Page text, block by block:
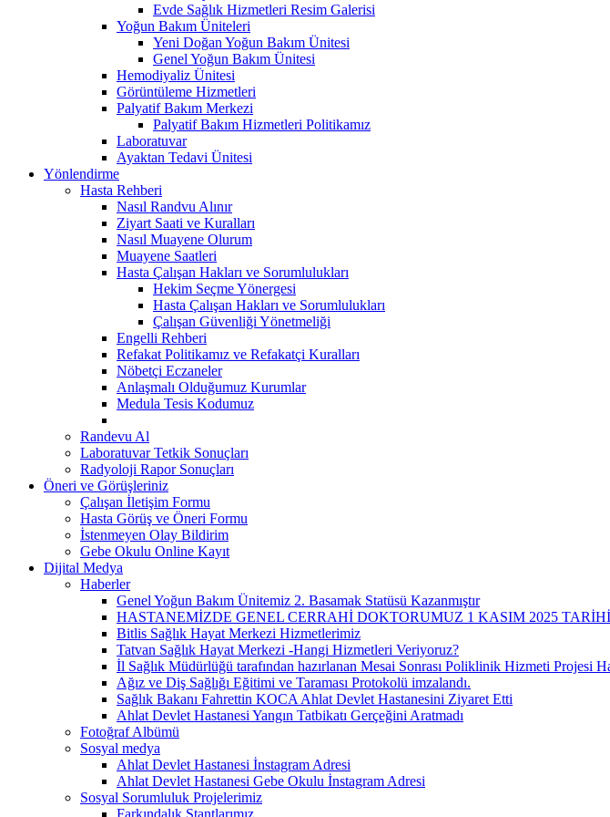
Evde Sağlık Hizmetleri Resim Galerisi
Yoğun Bakım Üniteleri
Yeni Doğan Yoğun Bakım Ünitesi
Genel Yoğun Bakım Ünitesi
Hemodiyaliz Ünitesi
Görüntüleme Hizmetleri
Palyatif Bakım Merkezi
Palyatif Bakım Hizmetleri Politikamız
Laboratuvar
Ayaktan Tedavi Ünitesi
Yönlendirme
Hasta Rehberi
Nasıl Randvu Alınır
Ziyart Saati ve Kuralları
Nasıl Muayene Olurum
Muayene Saatleri
Hasta Çalışan Hakları ve Sorumlulukları
Hekim Seçme Yönergesi
Hasta Çalışan Hakları ve Sorumlulukları
Çalışan Güvenliği Yönetmeliği
Engelli Rehberi
Refakat Politikamız ve Refakatçi Kuralları
Nöbetçi Eczaneler
Anlaşmalı Olduğumuz Kurumlar
Medula Tesis Kodumuz
Randevu Al
Laboratuvar Tetkik Sonuçları
Radyoloji Rapor Sonuçları
Öneri ve Görüşleriniz
Çalışan İletişim Formu
Hasta Görüş ve Öneri Formu
İstenmeyen Olay Bildirim
Gebe Okulu Online Kayıt
Dijital Medya
Haberler
Genel Yoğun Bakım Ünitemiz 2. Basamak Statüsü Kazanmıştır
HASTANEMİZDE GENEL CERRAHİ DOKTORUMUZ 1 KASIM 2025
Bitlis Sağlık Hayat Merkezi Hizmetlerimiz
Tatvan Sağlık Hayat Merkezi -Hangi Hizmetleri Veriyoruz?
İl Sağlık Müdürlüğü tarafından hazırlanan Mesai Sonrası Poliklinik Hizmeti Projesi
Ağız ve Diş Sağlığı Eğitimi ve Taraması Protokolü imzalandı.
Sağlık Bakanı Fahrettin KOCA Ahlat Devlet Hastanesini Ziyaret Etti
Ahlat Devlet Hastanesi Yangın Tatbikatı Gerçeğini Aratmadı
Fotoğraf Albümü
Sosyal medya
Ahlat Devlet Hastanesi İnstagram Adresi
Ahlat Devlet Hastanesi Gebe Okulu İnstagram Adresi
Sosyal Sorumluluk Projelerimiz
Farkındalık Stantlarımız